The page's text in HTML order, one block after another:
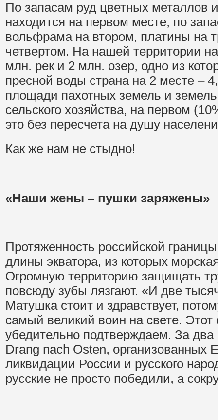
По запасам руд цветных металлов
находится на первом месте, по
вольфрама на втором, платины на
четвертом. На нашей территории
млн. рек и 2 млн. озер, одно из
пресной воды страна на 2 месте –
площади пахотных земель и
сельского хозяйства, на первом
это без пересчета на душу
Как же нам не стыдно!
«Наши жены – пушки заряжены»
Протяженность российской
длины экватора, из которых
Огромную территорию защищать
повсюду зубы лязгают. «И две
Матушка стоит и здравствует,
самый великий воин на свете. Этот
убедительно подтверждаем. За два
Drang nach Osten, организованных
ликвидации России и русского
русские не просто победили, а